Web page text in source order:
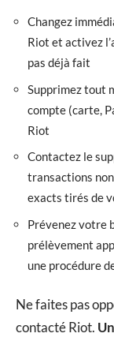
Changez
Riot et activez
pas déjà fait
Supprimez tout
compte (carte,
Riot
Contactez le
transactions
exacts tirés de
Prévenez votre
prélèvement
une procédure
Ne faites pas
contacté Riot.